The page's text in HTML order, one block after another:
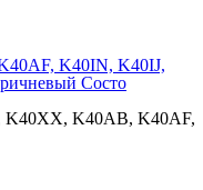
K40IN, K40IJ,
Состо
K40XX, K40AB, K40AF,